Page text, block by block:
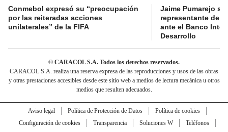
Conmebol expresó su “preocupación
por las reiteradas acciones
unilaterales” de la FIFA
Jaime Pumarejo
representante de
ante el Banco
Desarrollo
© CARACOL S.A. Todos los derechos reservados.
CARACOL S.A. realiza una reserva expresa de las reproducciones y usos de las obras
y otras prestaciones accesibles desde este sitio web a medios de lectura mecánica u otros
medios que resulten adecuados.
Aviso legal Política de Protección de Datos
Política de cookies
Configuración de cookies
Transparencia Soluciones W
Teléfonos